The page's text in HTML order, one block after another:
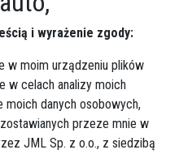
i wyrażenie zgody:
w moim urządzeniu plików
w celach analizy moich
moich danych osobowych,
przeze mnie w
JML Sp. z o.o., z siedzibą